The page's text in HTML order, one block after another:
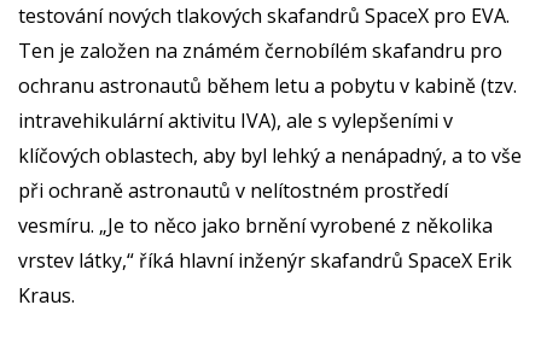
testování nových tlakových skafandrů SpaceX pro EVA.
Ten je založen na známém černobílém skafandru pro
ochranu astronautů během letu a pobytu v kabině (tzv.
intravehikulární aktivitu IVA), ale s vylepšeními v
klíčových oblastech, aby byl lehký a nenápadný, a to vše
při ochraně astronautů v nelítostném prostředí
vesmíru. „Je to něco jako brnění vyrobené z několika
vrstev látky,“ říká hlavní inženýr skafandrů SpaceX Erik
Kraus.